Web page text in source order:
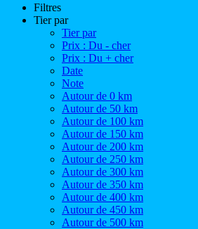
Filtres
Tier par
Tier par
Prix : Du - cher
Prix : Du + cher
Date
Note
Autour de 0 km
Autour de 50 km
Autour de 100 km
Autour de 150 km
Autour de 200 km
Autour de 250 km
Autour de 300 km
Autour de 350 km
Autour de 400 km
Autour de 450 km
Autour de 500 km